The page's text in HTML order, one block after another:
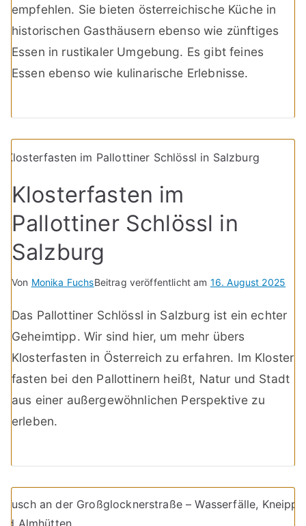
empfehlen. Sie bieten österreichische Küche in
historischen Gasthäusern ebenso wie zünftiges
Essen in rustikaler Umgebung. Es gibt feines
Essen ebenso wie kulinarische Erlebnisse.
Klosterfasten im
Pallottiner Schlössl in
Salzburg
Von Monika FuchsBeitrag veröffentlicht am 16. August 2025
Das Pallottiner Schlössl in Salzburg ist ein echter
Geheimtipp. Wir sind hier, um mehr übers
Klosterfasten in Österreich zu erfahren. Im Kloster
fasten bei den Pallottinern heißt, Natur und Stadt
aus einer außergewöhnlichen Perspektive zu
erleben.